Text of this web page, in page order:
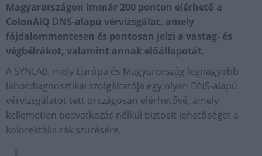
Magyarországon immár 200 ponton elérhető a
ColonAiQ DNS-alapú vérvizsgálat, amely
fájdalommentesen és pontosan jelzi a vastag- és
végbélrákot, valamint annak előállapotát.
A SYNLAB, mely Európa és Magyarország legnagyobb
labordiagnosztikai szolgáltatója egy olyan DNS-alapú
vérvizsgálatot tett országosan elérhetővé, amely
kellemetlen beavatkozás nélkül biztosít lehetőséget a
kolorektális rák szűrésére.